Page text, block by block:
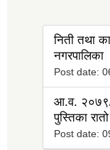
निती तथा
नगरपालिका
Post date:
आ.व. २०७९/
पुस्तिका
Post date: